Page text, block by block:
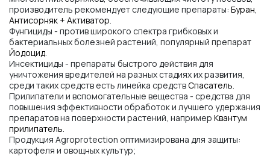
производитель рекомендует следующие препараты: Буран,
Антисорняк + Активатор.
Фунгициды - против широкого спектра грибковых и
бактериальных болезней растений, популярный препарат
Йодоцид.
Инсектициды - препараты быстрого действия для
уничтожения вредителей на разных стадиях их развития,
среди таких средств есть линейка средствСпасатель.
Прилипатели и вспомогательные вещества - средства для
повышения эффективности обработок и лучшего удержания
препаратов на поверхности растений, например Квантум
прилипатель.
Продукция Agroprotection оптимизирована для защиты:
картофеля и овощных культур;